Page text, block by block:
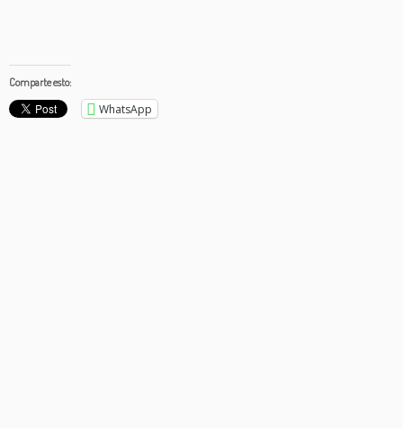
Comparte esto:
WhatsApp